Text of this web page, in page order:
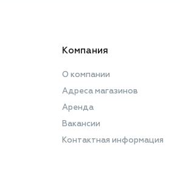
Компания
О компании
Адреса магазинов
Аренда
Вакансии
Контактная информация